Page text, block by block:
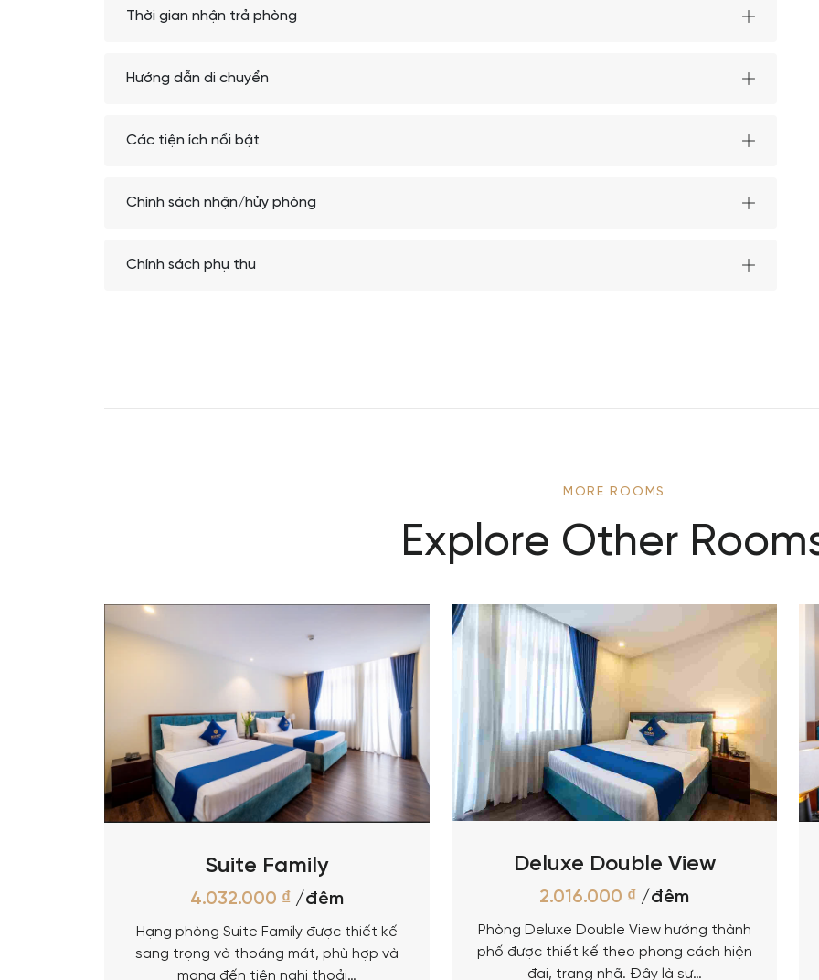
Thời gian nhận trả phòng
Hướng dẫn di chuyển
Các tiện ích nổi bật
Chính sách nhận/hủy phòng
Chính sách phụ thu
MORE ROOMS
Explore Other
Suite Family
4.032.000 ₫ /đêm
Hạng phòng Suite Family được thiết kế
sang trọng và thoáng mát, phù hợp và
mang đến tiện nghi thoải…
Deluxe Double View
2.016.000 ₫ /đêm
Phòng Deluxe Double View hướng thành
phố được thiết kế theo phong cách hiện
đại, trang nhã. Đây là sự…